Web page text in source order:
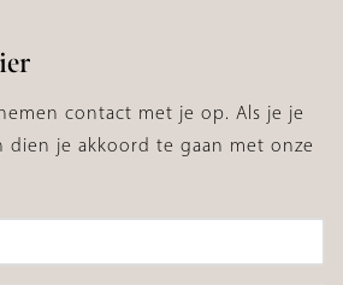
contact met je op. Als je je
dien je akkoord te gaan met onze